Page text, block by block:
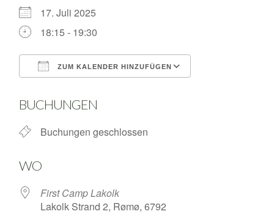
17. Juli 2025
18:15 - 19:30
ZUM KALENDER HINZUFÜGEN
BUCHUNGEN
Buchungen geschlossen
WO
First Camp Lakolk
Lakolk Strand 2, Rømø, 6792